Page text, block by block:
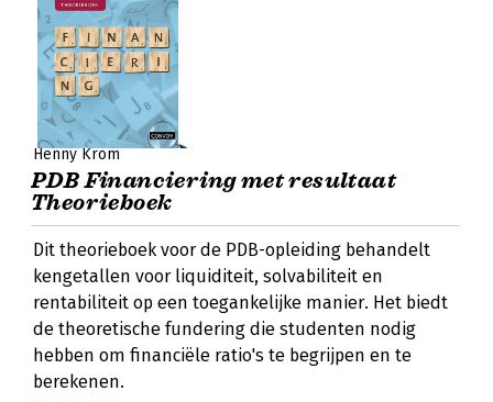
Henny Krom
PDB Financiering met resultaat
Theorieboek
Dit theorieboek voor de PDB-opleiding behandelt
kengetallen voor liquiditeit, solvabiliteit en
rentabiliteit op een toegankelijke manier. Het biedt
de theoretische fundering die studenten nodig
hebben om financiële ratio's te begrijpen en te
berekenen.